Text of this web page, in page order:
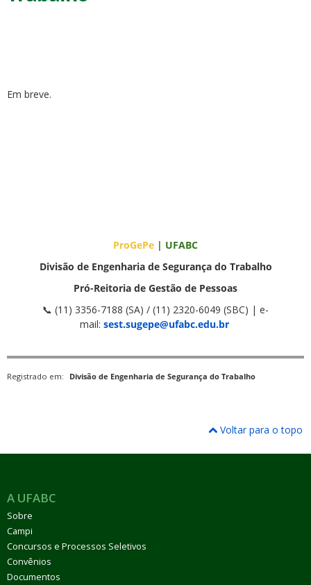
Em breve.
ProGePe | UFABC
Divisão de Engenharia de Segurança do Trabalho
Pró-Reitoria de Gestão de Pessoas
📞 (11) 3356-7188 (SA) / (11) 2320-6049 (SBC) | e-
mail: sest.sugepe@ufabc.edu.br
Registrado em: Divisão de Engenharia de Segurança do Trabalho
Voltar para o topo
A UFABC
Sobre
Campi
Concursos e Processos Seletivos
Convênios
Documentos